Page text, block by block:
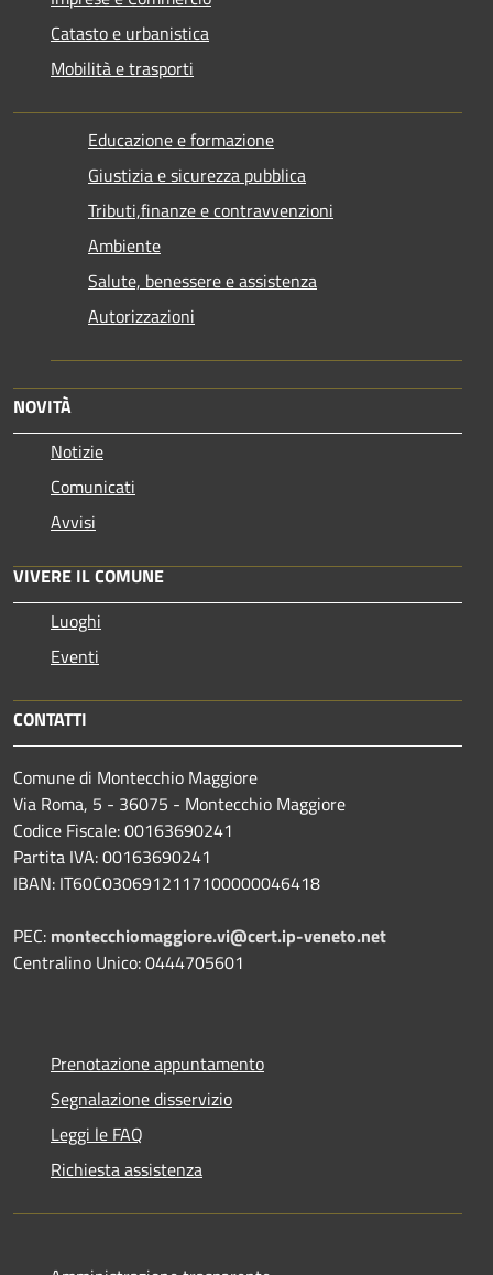
Catasto e urbanistica
Mobilità e trasporti
Educazione e formazione
Giustizia e sicurezza pubblica
Tributi,finanze e contravvenzioni
Ambiente
Salute, benessere e assistenza
Autorizzazioni
NOVITÀ
Notizie
Comunicati
Avvisi
VIVERE IL COMUNE
Luoghi
Eventi
CONTATTI
Comune di Montecchio Maggiore
Via Roma, 5 - 36075 - Montecchio Maggiore
Codice Fiscale: 00163690241
Partita IVA: 00163690241
IBAN: IT60C0306912117100000046418
PEC: montecchiomaggiore.vi@cert.ip-veneto.net
Centralino Unico: 0444705601
Prenotazione appuntamento
Segnalazione disservizio
Leggi le FAQ
Richiesta assistenza